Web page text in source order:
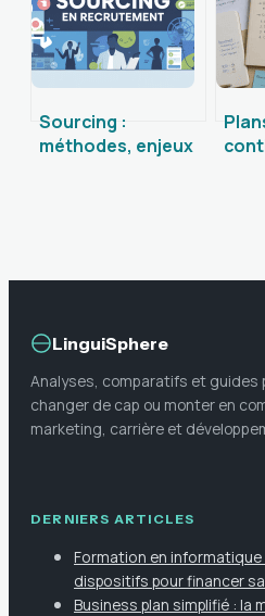
Sourcing :
méthodes, enjeux
LinguiSphere
Analyses, comparatifs et guides
changer de cap ou monter en
marketing, carrière et
DERNIERS ARTICLES
Formation en informatique
dispositifs pour financer
Business plan simplifié :